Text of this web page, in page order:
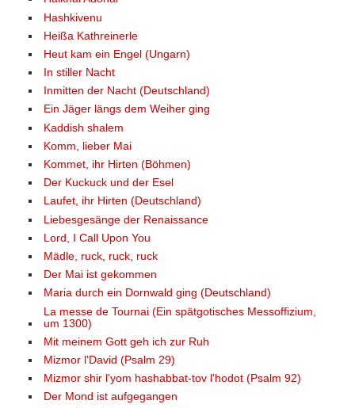
Hashkivenu
Heißa Kathreinerle
Heut kam ein Engel (Ungarn)
In stiller Nacht
Inmitten der Nacht (Deutschland)
Ein Jäger längs dem Weiher ging
Kaddish shalem
Komm, lieber Mai
Kommet, ihr Hirten (Böhmen)
Der Kuckuck und der Esel
Laufet, ihr Hirten (Deutschland)
Liebesgesänge der Renaissance
Lord, I Call Upon You
Mädle, ruck, ruck, ruck
Der Mai ist gekommen
Maria durch ein Dornwald ging (Deutschland)
La messe de Tournai (Ein spätgotisches Messoffizium,
um 1300)
Mit meinem Gott geh ich zur Ruh
Mizmor l'David (Psalm 29)
Mizmor shir l'yom hashabbat-tov l'hodot (Psalm 92)
Der Mond ist aufgegangen